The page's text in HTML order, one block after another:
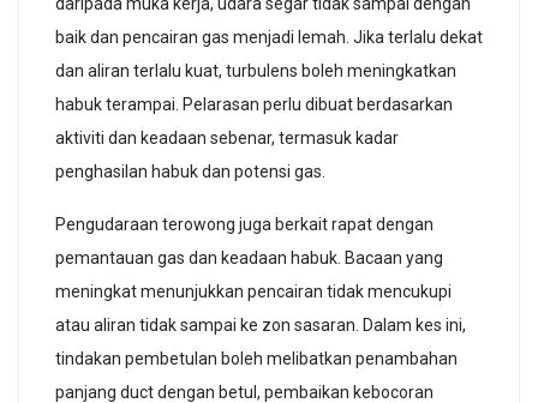
baik dan pencairan gas menjadi lemah. Jika terlalu dekat
dan aliran terlalu kuat, turbulens boleh meningkatkan
habuk terampai. Pelarasan perlu dibuat berdasarkan
aktiviti dan keadaan sebenar, termasuk kadar
penghasilan habuk dan potensi gas.
Pengudaraan terowong juga berkait rapat dengan
pemantauan gas dan keadaan habuk. Bacaan yang
meningkat menunjukkan pencairan tidak mencukupi
atau aliran tidak sampai ke zon sasaran. Dalam kes ini,
tindakan pembetulan boleh melibatkan penambahan
panjang duct dengan betul, pembaikan kebocoran